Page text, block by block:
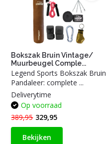
Bokszak Bruin Vintage/
Muurbeugel Comple...
Legend Sports Bokszak Bruin
Pandaleer: complete ...
Deliverytime
Op voorraad
389,95 329,95
Bekijken